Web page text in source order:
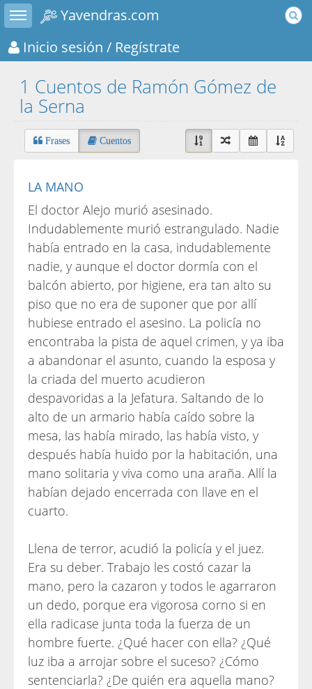
Toggle sidebar
Yavendras.com
Inicio sesión / Regístrate
1 Cuentos de Ramón Gómez de
la Serna
Frases Cuentos
LA MANO
El doctor Alejo murió asesinado.
Indudablemente murió estrangulado. Nadie
había entrado en la casa, indudablemente
nadie, y aunque el doctor dormía con el
balcón abierto, por higiene, era tan alto su
piso que no era de suponer que por allí
hubiese entrado el asesino. La policía no
encontraba la pista de aquel crimen, y ya iba
a abandonar el asunto, cuando la esposa y
la criada del muerto acudieron
despavoridas a la Jefatura. Saltando de lo
alto de un armario había caído sobre la
mesa, las había mirado, las había visto, y
después había huido por la habitación, una
mano solitaria y viva como una araña. Allí la
habían dejado encerrada con llave en el
cuarto.
Llena de terror, acudió la policía y el juez.
Era su deber. Trabajo les costó cazar la
mano, pero la cazaron y todos le agarraron
un dedo, porque era vigorosa corno si en
ella radicase junta toda la fuerza de un
hombre fuerte. ¿Qué hacer con ella? ¿Qué
luz iba a arrojar sobre el suceso? ¿Cómo
sentenciarla? ¿De quién era aquella mano?